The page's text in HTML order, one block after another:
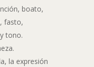
boato,
fasto,
tono.
la expresión